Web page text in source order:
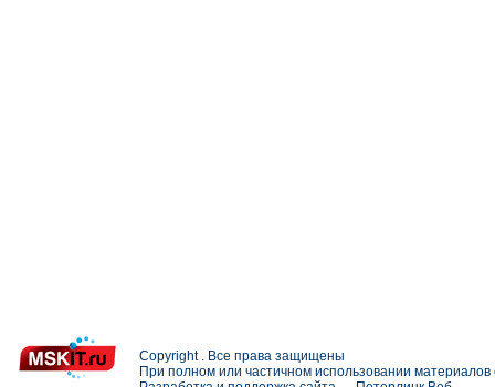
Copyright . Все права защищены
При полном или частичном использовании